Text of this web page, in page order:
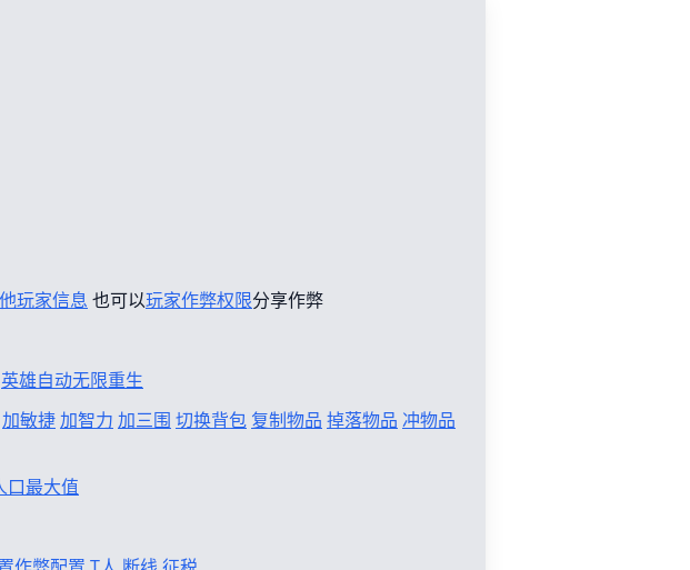
玩家信息 也可以玩家作弊权限分享作弊
英雄自动无限重生
加敏捷加智力 加三围 切换背包 复制物品 掉落物品 冲物品
口最大值